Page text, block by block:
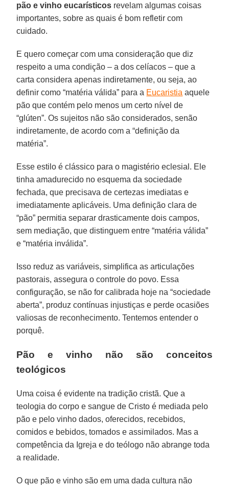
pão e vinho eucarísticos revelam algumas coisas
importantes, sobre as quais é bom refletir com
cuidado.
E quero começar com uma consideração que diz
respeito a uma condição – a dos celíacos – que a
carta considera apenas indiretamente, ou seja, ao
definir como “matéria válida” para a Eucaristia aquele
pão que contém pelo menos um certo nível de
“glúten”. Os sujeitos não são considerados, senão
indiretamente, de acordo com a “definição da
matéria”.
Esse estilo é clássico para o magistério eclesial. Ele
tinha amadurecido no esquema da sociedade
fechada, que precisava de certezas imediatas e
imediatamente aplicáveis. Uma definição clara de
“pão” permitia separar drasticamente dois campos,
sem mediação, que distinguem entre “matéria válida”
e “matéria inválida”.
Isso reduz as variáveis, simplifica as articulações
pastorais, assegura o controle do povo. Essa
configuração, se não for calibrada hoje na “sociedade
aberta”, produz contínuas injustiças e perde ocasiões
valiosas de reconhecimento. Tentemos entender o
porquê.
Pão e vinho não são conceitos
teológicos
Uma coisa é evidente na tradição cristã. Que a
teologia do corpo e sangue de Cristo é mediada pelo
pão e pelo vinho dados, oferecidos, recebidos,
comidos e bebidos, tomados e assimilados. Mas a
competência da Igreja e do teólogo não abrange toda
a realidade.
O que pão e vinho são em uma dada cultura não